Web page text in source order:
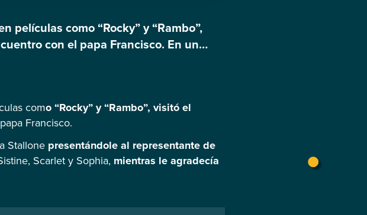
películas como “Rocky” y “Rambo”,
con el papa Francisco. En un
como “Rocky” y “Rambo”, visitó el
Francisco.
Stallone presentándole al representante de
Scarlet y Sophia, mientras le agradecía